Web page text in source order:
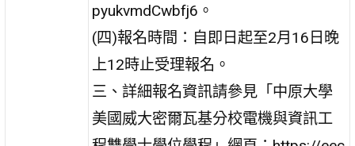
pyukvmdCwbfj6。
(四)報名時間：自即日起至2月16日晚
上12時止受理報名。
三、詳細報名資訊請參見「中原大學
美國威大密爾瓦基分校電機與資訊工